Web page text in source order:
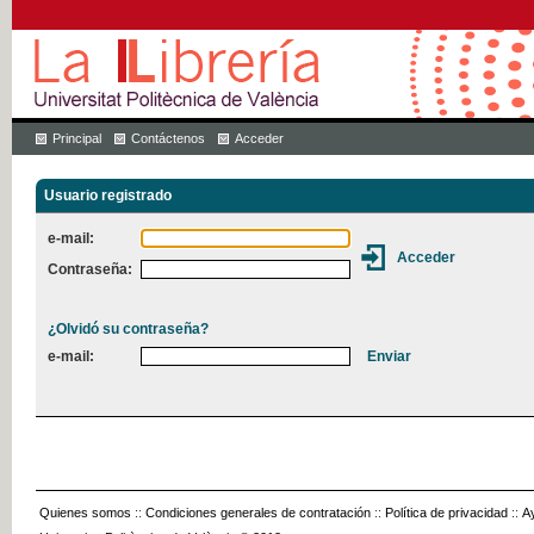
Principal Contáctenos Acceder
Usuario registrado
e-mail:
Contraseña:
¿Olvidó su contraseña?
e-mail:
Quienes somos :: Condiciones generales de contratación :: Política de privacidad ::